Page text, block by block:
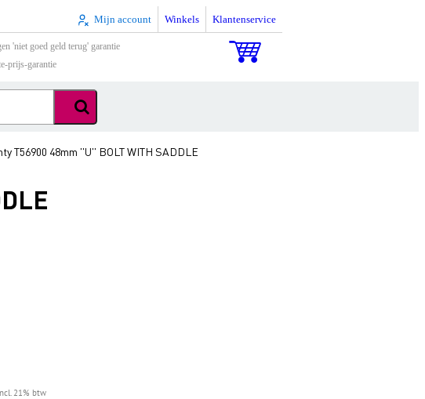
Mijn account Winkels Klantenservice
'niet goed geld terug' garantie
prijs-garantie
T56900 48mm ''U'' BOLT WITH SADDLE
21% btw